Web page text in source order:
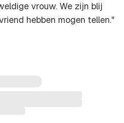
vrouw. We zijn blij
hebben mogen tellen."